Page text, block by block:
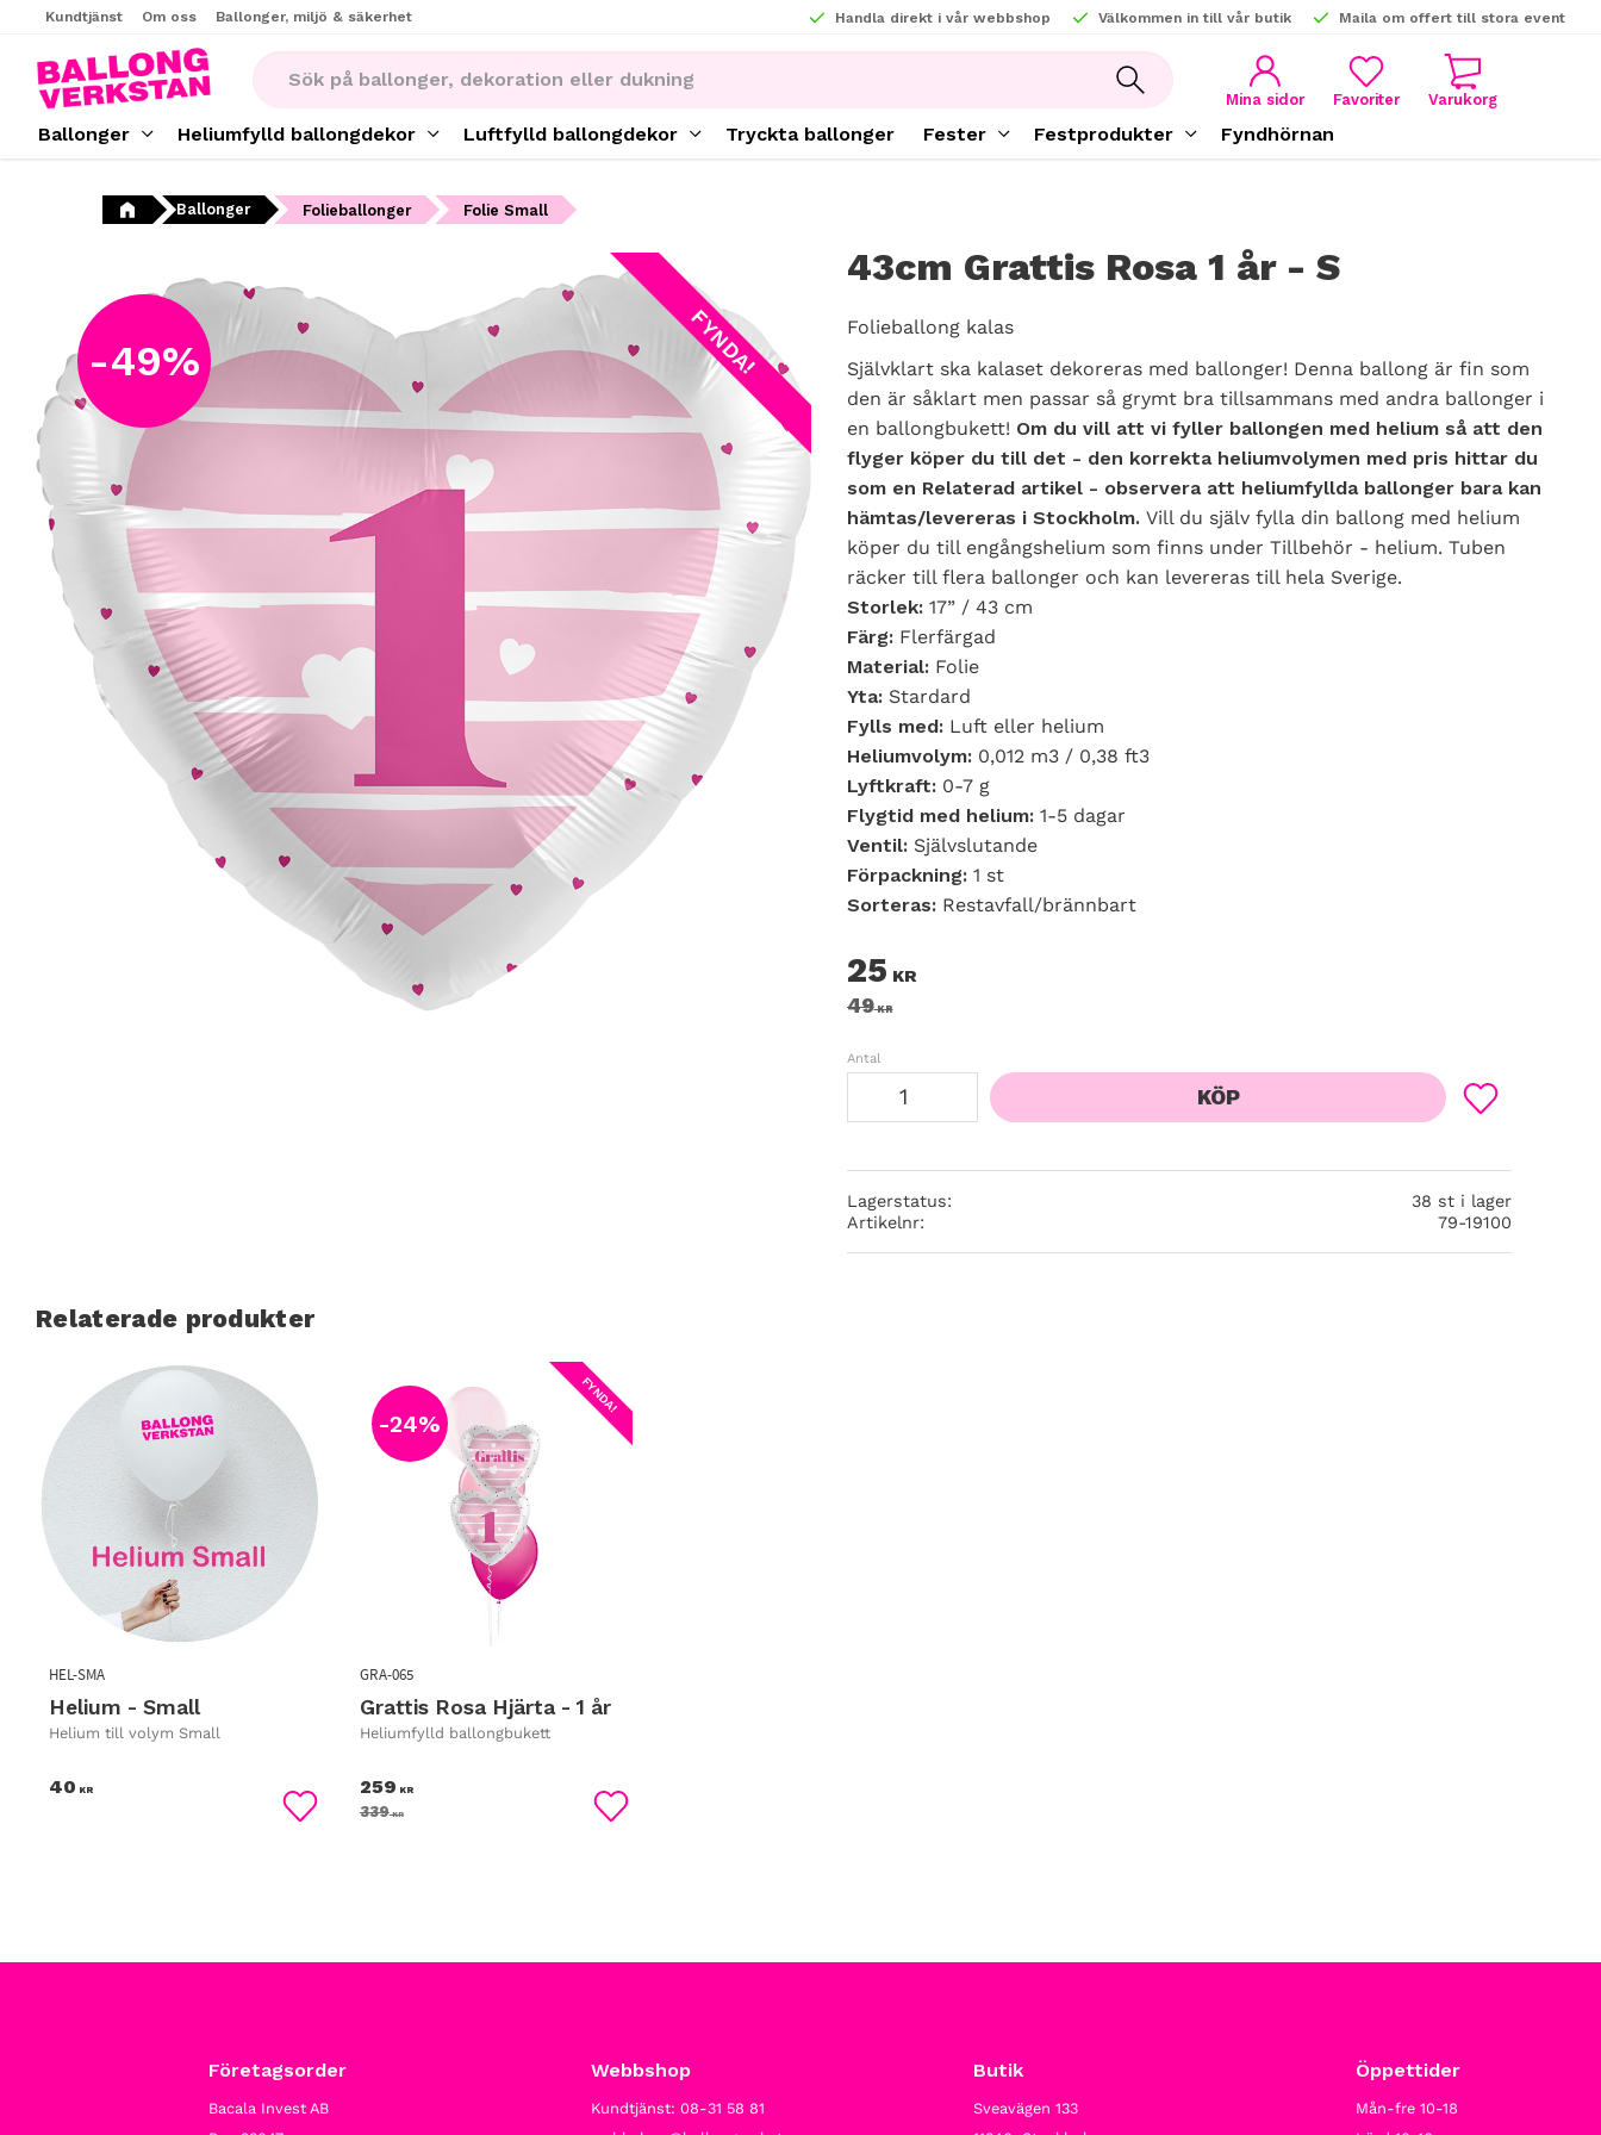
Kundtjänst Om oss Ballonger, miljö & säkerhet Handla direkt i vår webbshop Välkommen in till vår butik Maila om offert till stora event
Mina sidor
FAVORITER
KUNDVAGN
Ballonger Heliumfylld ballongdekor Luftfylld ballongdekor Tryckta ballonger Fester Festprodukter Fyndhörnan
Ballonger Folieballonger Folie Small
43cm Grattis Rosa 1 år - S
Folieballong kalas
Självklart ska kalaset dekoreras med ballonger! Denna ballong är fin som
den är såklart men passar så grymt bra tillsammans med andra ballonger i
en ballongbukett! Om du vill att vi fyller ballongen med helium så att den
flyger köper du till det - den korrekta heliumvolymen med pris hittar du
som en Relaterad artikel - observera att heliumfyllda ballonger bara kan
hämtas/levereras i Stockholm. Vill du själv fylla din ballong med helium
köper du till engångshelium som finns under Tillbehör - helium. Tuben
räcker till flera ballonger och kan levereras till hela Sverige.
Storlek:17” / 43 cm
Färg: Flerfärgad
Material: Folie
Yta: Stardard
Fylls med: Luft eller helium
Heliumvolym: 0,012 m3 / 0,38 ft3
Lyftkraft: 0-7 g
Flygtid med helium: 1-5 dagar
Ventil: Självslutande
Förpackning:1 st
Sorteras:Restavfall/brännbart
49% FYNDA!
Nedsatt pris:
25 KR
Ordinarie pris:
49KR
Antal
KÖP
Lägg till i
Lagerstatus
38 st i lager
Artikelnr
79-19100
Relaterade produkter
Helium - Small
Helium till volym Small
HEL-SMA
40 KR
Lägg till i favoriter
Grattis Rosa Hjärta - 1 år
Heliumfylld ballongbukett
GRA-065
259 KR
339KR
24%
FYNDA!
Lägg till i favoriter
Företagsorder
Bacala Invest AB
Webbshop
Kundtjänst: 08-31 58 81
Butik
Sveavägen 133
Öppettider
Mån-fre 10-18